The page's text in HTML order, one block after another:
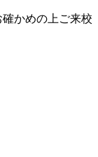
確かめの上ご来校